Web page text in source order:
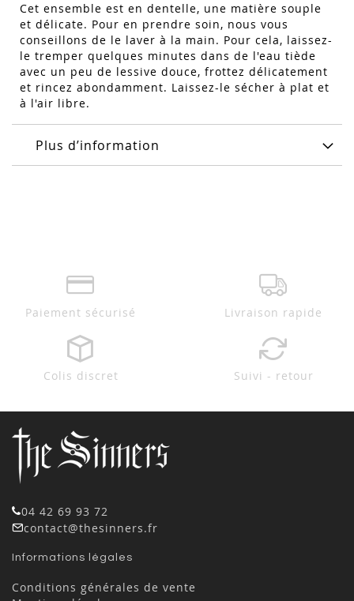
Cet ensemble est en dentelle, une matière souple
et délicate. Pour en prendre soin, nous vous
conseillons de le laver à la main. Pour cela, laissez-
le tremper quelques minutes dans de l'eau tiède
avec un peu de lessive douce, frottez délicatement
et rincez abondamment. Laissez-le sécher à plat et
à l'air libre.
Plus d’information
Paiement sécurisé Livraison rapide
Colis discret Suivi - retour
04 42 69 93 72
contact@thesinners.fr
Informations légales
Conditions générales de vente